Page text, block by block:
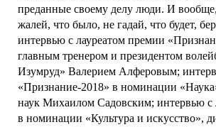
преданные своему делу люди. И
жалей, что было, не гадай, что будет,
интервью с лауреатом премии
главным тренером и президентом
Изумруд» Валерием Алферовым;
«Признание-2018» в номинации
наук Михаилом Садовским; интервью с
в номинации «Культура и искусство»,